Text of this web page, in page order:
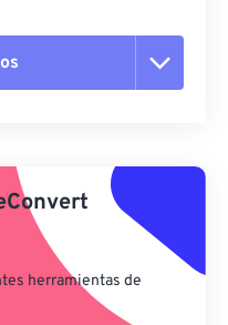
herramientas de